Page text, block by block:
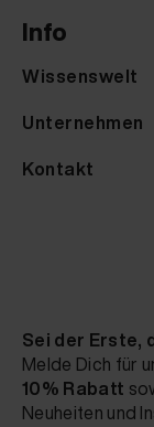
Info
Wissenswelt
Unternehmen
Kontakt
Sei der Erste,
Melde Dich für
10% Rabatt
Neuheiten und